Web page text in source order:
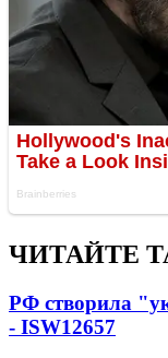
ЧИТАЙТЕ
РФ створила
- ISW12657